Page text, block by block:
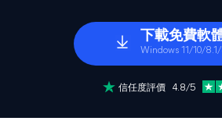
下載免費軟
Windows 11/10/
信任度評價 4.8/5